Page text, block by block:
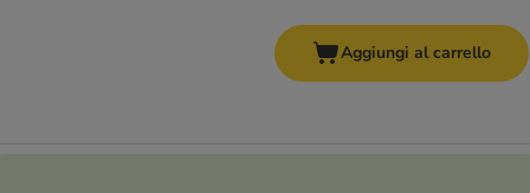
Aggiungi al carrello